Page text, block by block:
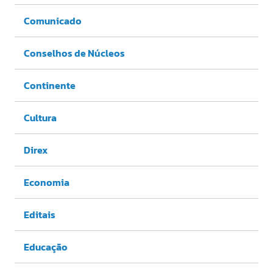
Comunicado
Conselhos de Núcleos
Continente
Cultura
Direx
Economia
Editais
Educação